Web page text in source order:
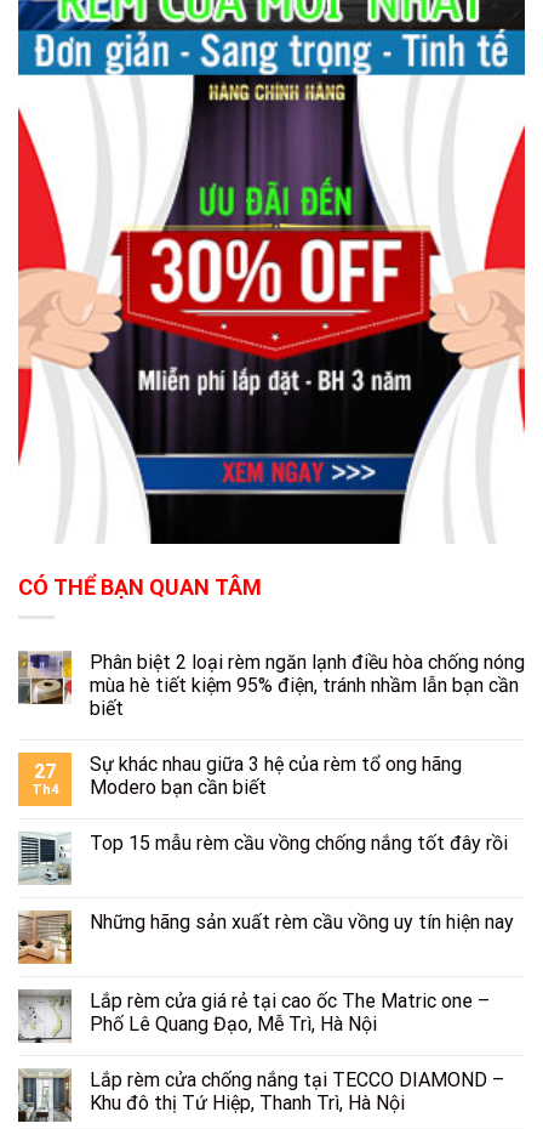
CÓ THỂ BẠN QUAN TÂM
Phân biệt 2 loại rèm ngăn lạnh điều hòa chống nóng
mùa hè tiết kiệm 95% điện, tránh nhầm lẫn bạn cần
biết
27
Th4
Sự khác nhau giữa 3 hệ của rèm tổ ong hãng
Modero bạn cần biết
Top 15 mẫu rèm cầu vồng chống nắng tốt đây rồi
Những hãng sản xuất rèm cầu vồng uy tín hiện nay
Lắp rèm cửa giá rẻ tại cao ốc The Matric one –
Phố Lê Quang Đạo, Mễ Trì, Hà Nội
Lắp rèm cửa chống nắng tại TECCO DIAMOND –
Khu đô thị Tứ Hiệp, Thanh Trì, Hà Nội